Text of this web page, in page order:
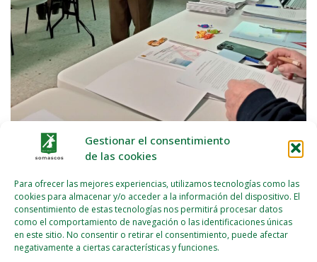
Gestionar el consentimiento
de las cookies
Para ofrecer las mejores experiencias, utilizamos tecnologías como las
cookies para almacenar y/o acceder a la información del dispositivo. El
consentimiento de estas tecnologías nos permitirá procesar datos
como el comportamiento de navegación o las identificaciones únicas
en este sitio. No consentir o retirar el consentimiento, puede afectar
negativamente a ciertas características y funciones.
Navegación
de
entradas
Remar juntos hacia la orilla